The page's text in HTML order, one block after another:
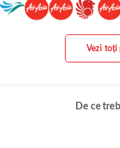
Vezi toți
De ce